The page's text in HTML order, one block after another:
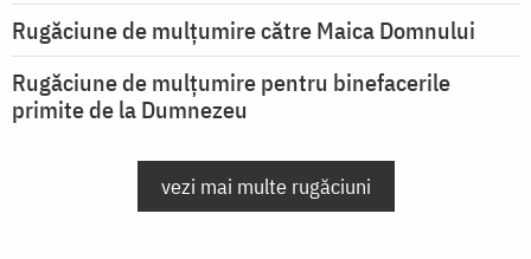
Rugăciune de mulţumire către Maica Domnului
Rugăciune de mulțumire pentru binefacerile
primite de la Dumnezeu
vezi mai multe rugăciuni